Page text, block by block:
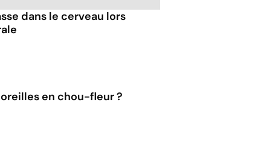
dans le cerveau lors
en chou-fleur ?